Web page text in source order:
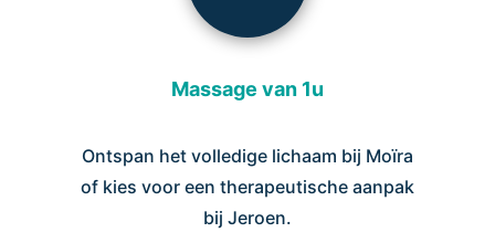
Massage van 1u
Ontspan het volledige lichaam bij Moïra
of kies voor een therapeutische aanpak
bij Jeroen.